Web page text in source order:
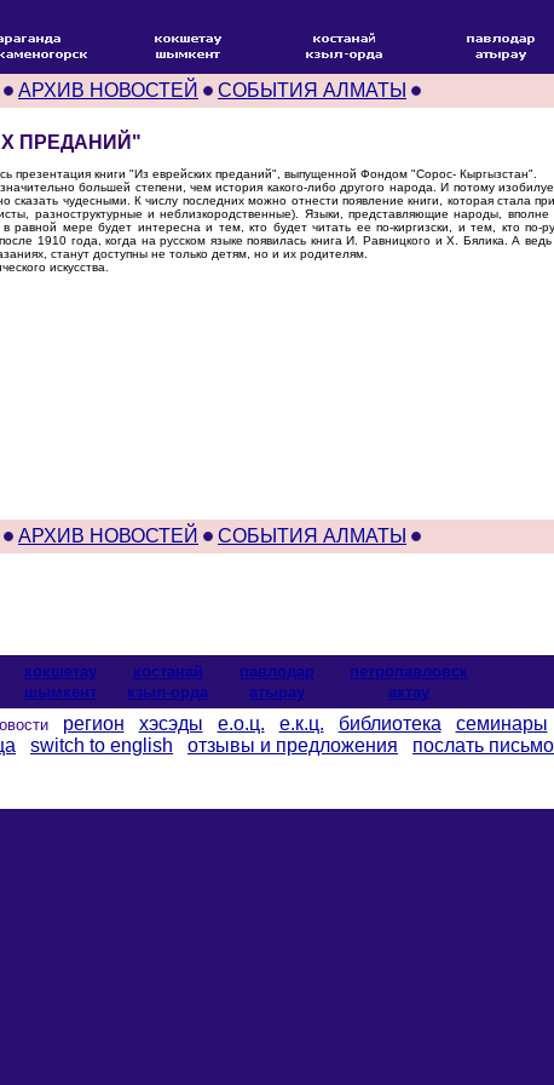
АРХИВ НОВОСТЕЙ СОБЫТИЯ АЛМАТЫ
ПРЕДАНИЙ"
презентация книги "Из еврейских преданий", выпущенной Фондом "Сорос- Кыргызстан".
большей степени, чем история какого-либо другого народа. И потому
чудесными. К числу последних можно отнести появление книги, которая стала
разноструктурные и неблизкородственные). Языки, представляющие народы,
мере будет интересна и тем, кто будет читать ее по-киргизски, и тем, кто по-
1910 года, когда на русском языке появилась книга И. Равницкого и Х. Бялика. А
станут доступны не только детям, но и их родителям.
искусства.
АРХИВ НОВОСТЕЙ СОБЫТИЯ АЛМАТЫ
кокшетау костанай павлодар
петропавловск
шымкент кзыл-орда атырау актау
регион хэсэды е.о.ц. е.к.ц. библиотека семинары
switch to english отзывы и предложения послать письмо